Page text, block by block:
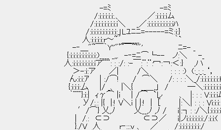
-=ﾐ　　　　　　　　　-=ﾐ
/:i:i:i:i:i:.、 　 　 　 ／:i:i:i:iム
/:i:i:i:i:i:i:i:i＼　　_／:i:i:i:i:i:i:i:i:iﾊ
/:i:i:i:i:i:i:i:i:i:」Lﾕﾆﾆ=-----=ミ:i:}
人:i:i:i:i:r～~´＿____　　　　　　 ｀`
-‐＿"~￣｀Y''"ﾟ~￣~ﾟ"'　　　　　　 ﾆ=- _
{:i:i:i:i:i:i:i:i:i:)____ _,,.　-‐=ﾆ⌒└--　 ノ:＼　　-_
人:i:i:i:i:i:i:i:iア¨¨: : :/: :-￣:¨:¨:冖:￢:＜:}　　,ハ
＞-:i:ア　　 ／| 　 　 /＼　　　　: : : :)　(:_:_:_‘，
ん:i:i:ｱ 　 | :/⌒!　　 /　⌒＼　　/: : : :＼_/:i:i:i:i:i:i:
{:i:i:i:厶　　|/ _、　|＼{　 _＿_,」　/　　　 ―＼
｀¨¨}:i:|　ｨγ⌒ |i　 ｜/⌒　`レ　 　 、　|: : : V:i:i:i
У/:.: |{　|:! V＼i | |:!　|　[　　　 |:＼| : : : Vi:i:i:i:
′/⌒} 乂,ﾉ　　　 乂__,ﾉ ,ﾉ /　　i|:┐: :/＼
|　/.:　⊂⊃　　　　　　⊂⊃／　　i|ノi:i:i:i:i:i:/:i:i:(
}./V　人　　　 r‐:::v 、　 ／　　　/:i:i:i:i:i:i:i:/